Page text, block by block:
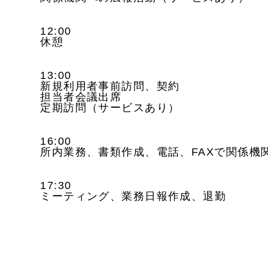
12:00
休憩
13:00
新規利用者事前訪問、契約
担当者会議出席
定期訪問（サービスあり）
16:00
所内業務、書類作成、電話、FAXで関係機
17:30
ミーティング、業務日報作成、退勤